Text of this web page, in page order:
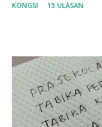
tau? yang sebut tu anak
balik keja aku ajak la shah
sikit...dalam perjalanan
kami memang akan
dalam... dan kebiasanya
bahagi lah siapa nak
KONGSI 15 ULASAN